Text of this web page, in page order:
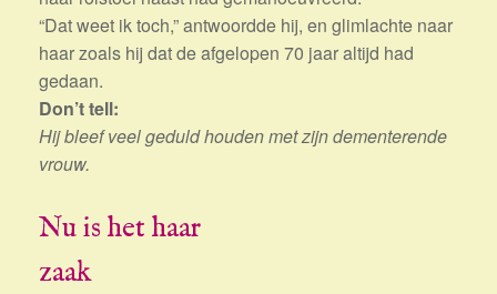
“Dat weet ik toch,” antwoordde hij, en glimlachte naar
haar zoals hij dat de afgelopen 70 jaar altijd had
gedaan.
Don’t tell:
Hij bleef veel geduld houden met zijn dementerende
vrouw.
Nu is het haar
zaak